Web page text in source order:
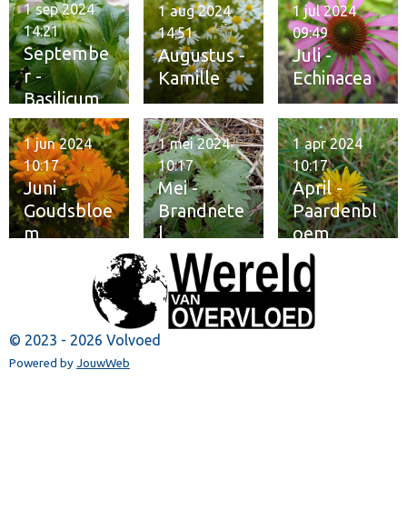
Septembe
r -
Basilicum
1 sep 2024
14:21
Augustus -
Kamille
1 aug 2024
14:51
Juli -
Echinacea
1 jul 2024
09:49
Juni -
Goudsbloe
m
1 jun 2024
10:17
Mei -
Brandnete
l
1 mei 2024
10:17
April -
Paardenbl
oem
1 apr 2024
10:17
© 2023 - 2026 Volvoed
Powered by JouwWeb